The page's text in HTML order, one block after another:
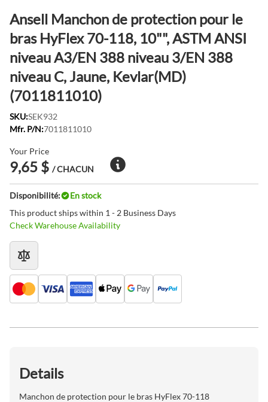
Ansell Manchon de protection pour le
bras HyFlex 70-118, 10"", ASTM ANSI
niveau A3/EN 388 niveau 3/EN 388
niveau C, Jaune, Kevlar(MD)
(7011811010)
SKU:SEK932
Mfr. P/N:7011811010
Your Price
9,65 $ / CHACUN
Disponibilité:
En stock
This product ships within 1 - 2 Business Days
Check Warehouse Availability
Details
Manchon de protection pour le bras HyFlex 70-118